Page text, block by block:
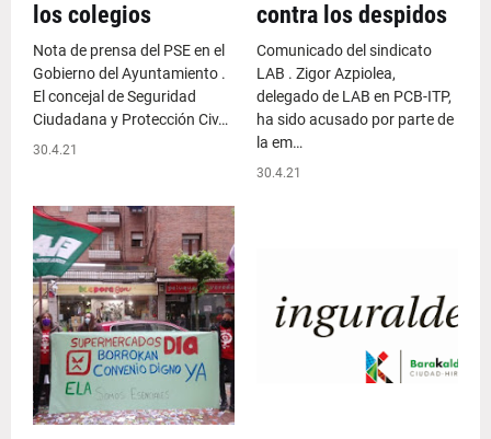
los colegios
Nota de prensa del PSE en el
Gobierno del Ayuntamiento .
El concejal de Seguridad
Ciudadana y Protección Civ…
30.4.21
contra los despidos
Comunicado del sindicato
LAB . Zigor Azpiolea,
delegado de LAB en PCB-ITP,
ha sido acusado por parte de
la em…
30.4.21